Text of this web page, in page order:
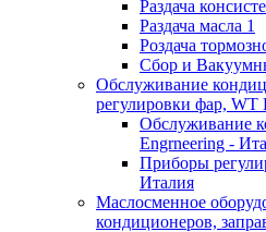
Раздача
Раздача масла 1
Роздача
Сбор и
Обслуживание
регулировки фар, WT
Обслуживание
Engrneering -
Приборы
Италия
Маслосменное
кондиционеров,